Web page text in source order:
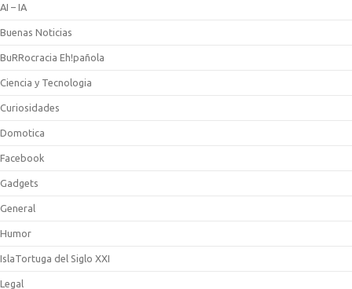
AI – IA
Buenas Noticias
BuRRocracia Eh!pañola
Ciencia y Tecnologia
Curiosidades
Domotica
Facebook
Gadgets
General
Humor
IslaTortuga del Siglo XXI
Legal